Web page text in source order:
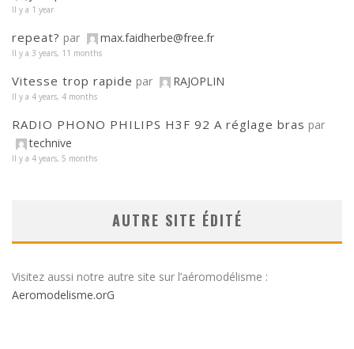
Il y a 1 year
repeat? par max.faidherbe@free.fr
Il y a 3 years, 11 months
Vitesse trop rapide par RAJOPLIN
Il y a 4 years, 4 months
RADIO PHONO PHILIPS H3F 92 A réglage bras par
technive
Il y a 4 years, 5 months
AUTRE SITE ÉDITÉ
Visitez aussi notre autre site sur l’aéromodélisme :
Aeromodelisme.orG